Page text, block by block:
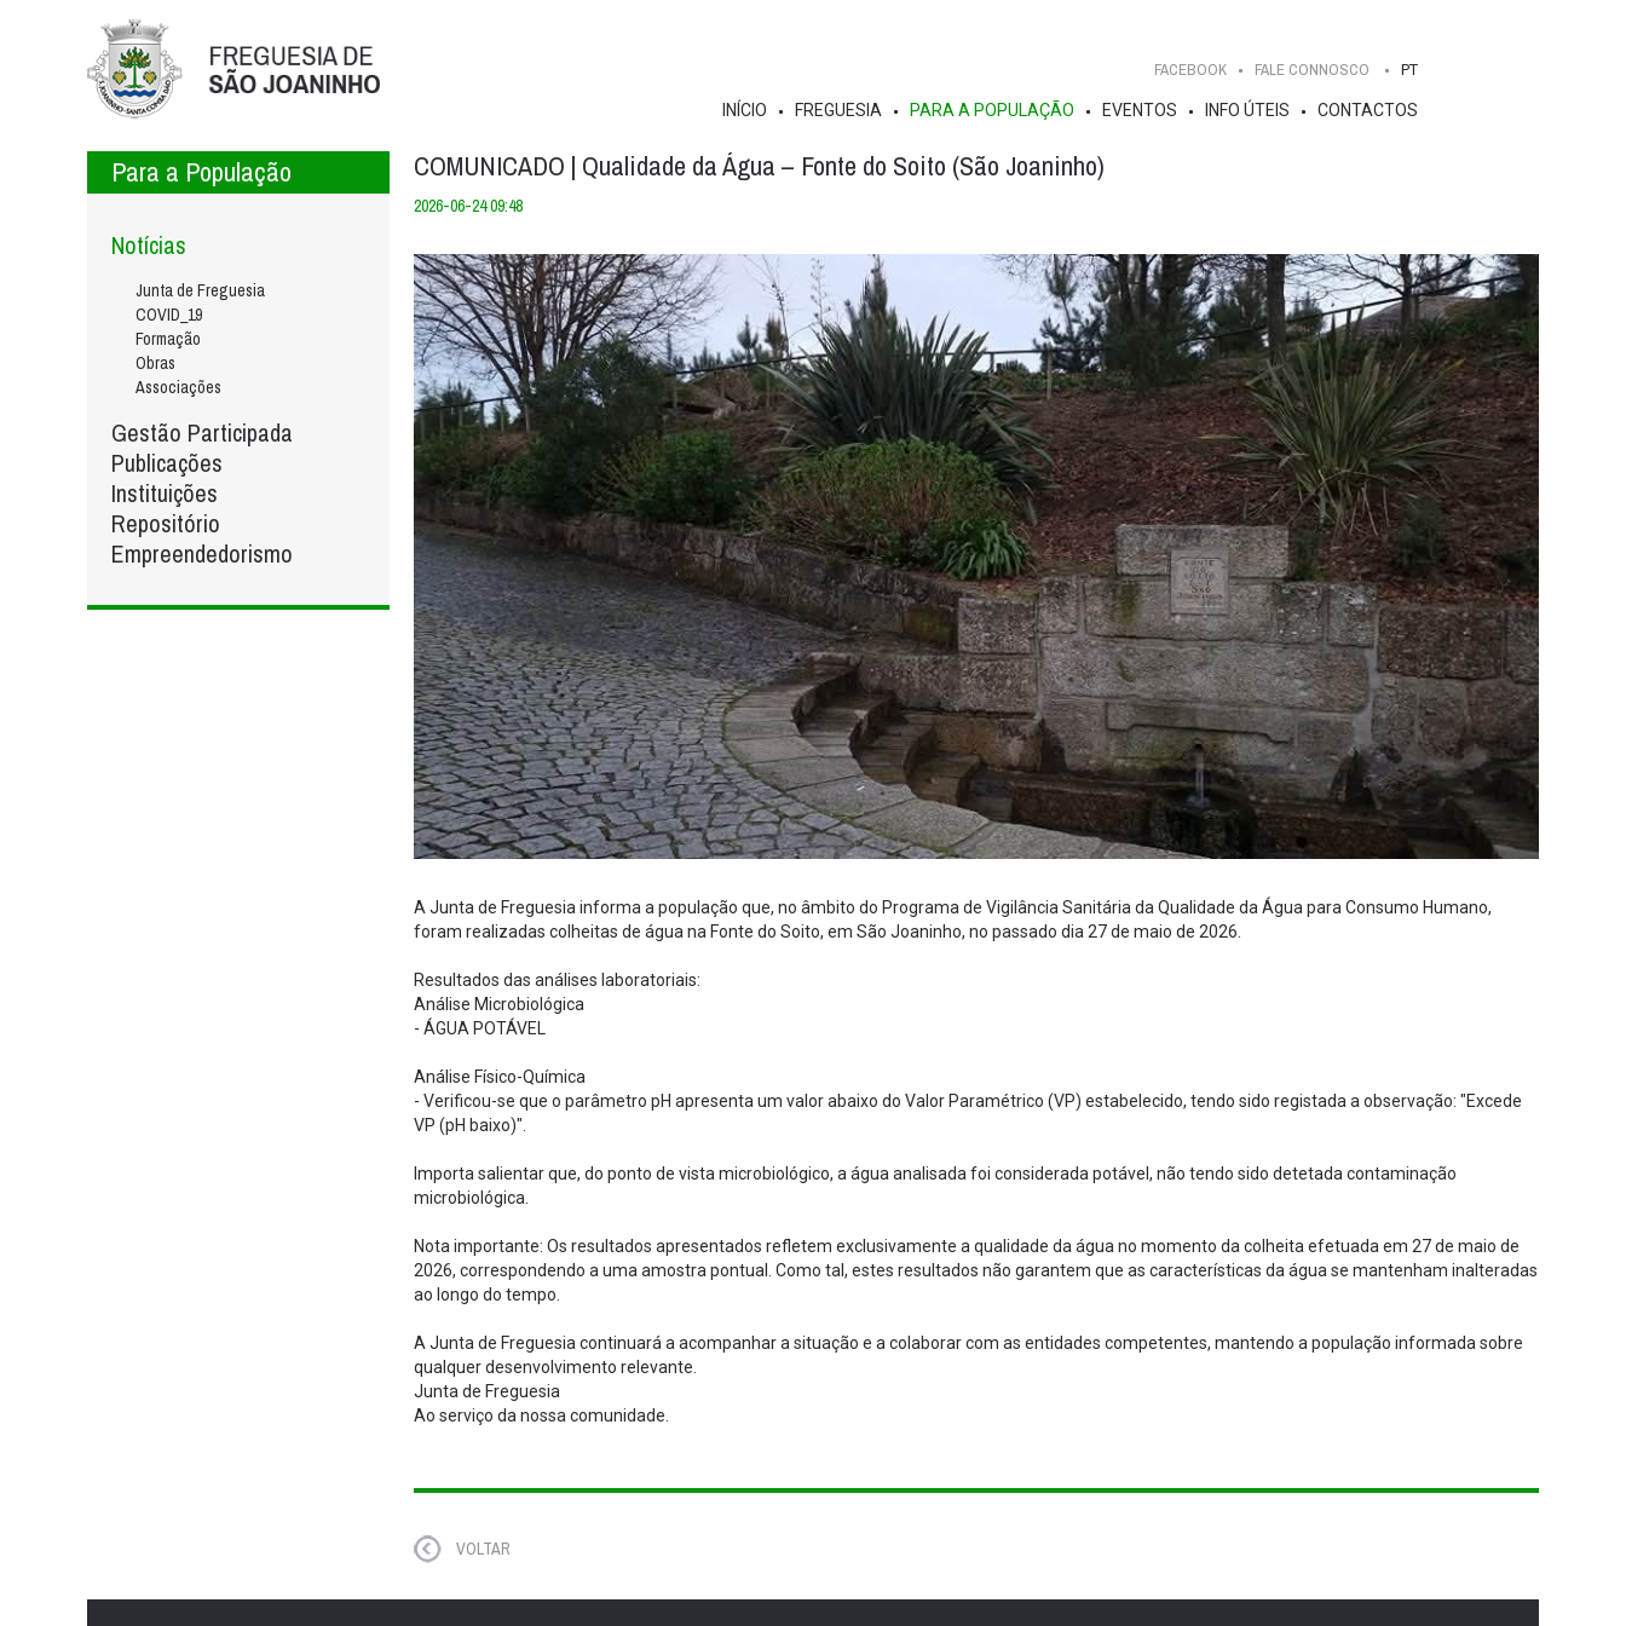
FACEBOOK FALE CONNOSCO PT
INÍCIO FREGUESIA PARA A POPULAÇÃO EVENTOS INFO ÚTEIS CONTACTOS
Para a População
Notícias
Junta de Freguesia
COVID_19
Formação
Obras
Associações
Gestão Participada
Publicações
Instituições
Repositório
Empreendedorismo
COMUNICADO | Qualidade da Água – Fonte do Soito (São Joaninho)
2026-06-24 09:48
A Junta de Freguesia informa a população que, no âmbito do Programa de Vigilância Sanitária da Qualidade da Água para Consumo Humano,
foram realizadas colheitas de água na Fonte do Soito, em São Joaninho, no passado dia 27 de maio de 2026.
Resultados das análises laboratoriais:
Análise Microbiológica
- ÁGUA POTÁVEL
Análise Físico-Química
- Verificou-se que o parâmetro pH apresenta um valor abaixo do Valor Paramétrico (VP) estabelecido, tendo sido registada a observação: "Excede
VP (pH baixo)".
Importa salientar que, do ponto de vista microbiológico, a água analisada foi considerada potável, não tendo sido detetada contaminação
microbiológica.
Nota importante: Os resultados apresentados refletem exclusivamente a qualidade da água no momento da colheita efetuada em 27 de maio de
2026, correspondendo a uma amostra pontual. Como tal, estes resultados não garantem que as características da água se mantenham inalteradas
ao longo do tempo.
A Junta de Freguesia continuará a acompanhar a situação e a colaborar com as entidades competentes, mantendo a população informada sobre
qualquer desenvolvimento relevante.
Junta de Freguesia
Ao serviço da nossa comunidade.
VOLTAR